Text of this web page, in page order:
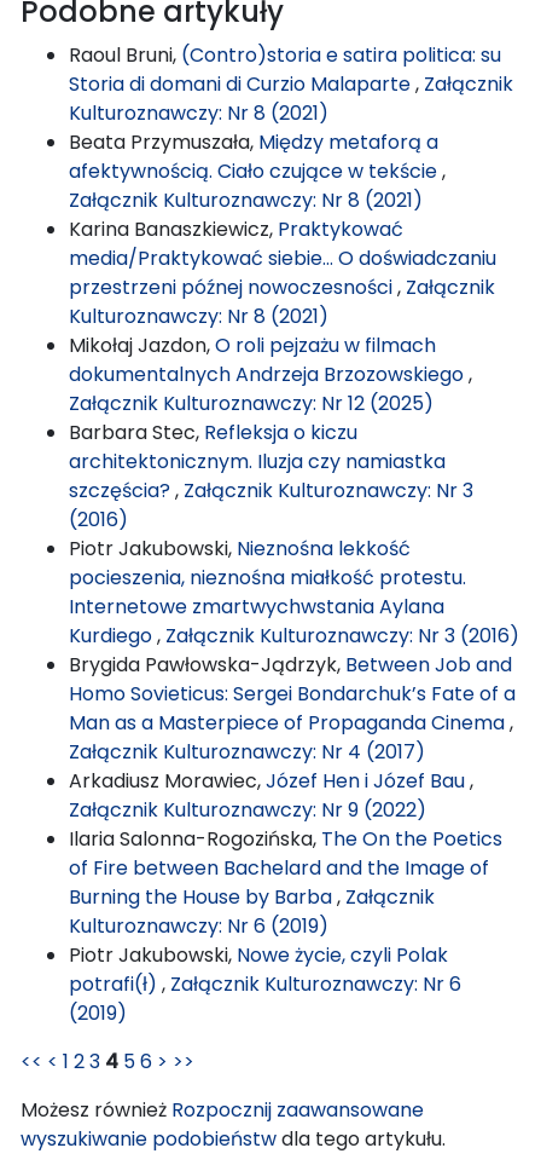
Podobne artykuły
Raoul Bruni, (Contro)storia e satira politica: su
Storia di domani di Curzio Malaparte, Załącznik
Kulturoznawczy: Nr 8 (2021)
Beata Przymuszała, Między metaforą a
afektywnością. Ciało czujące w tekście,
Załącznik Kulturoznawczy: Nr 8 (2021)
Karina Banaszkiewicz, Praktykować
media/Praktykować siebie… O doświadczaniu
przestrzeni późnej nowoczesności, Załącznik
Kulturoznawczy: Nr 8 (2021)
Mikołaj Jazdon,O roli pejzażu w filmach
dokumentalnych Andrzeja Brzozowskiego,
Załącznik Kulturoznawczy: Nr 12 (2025)
Barbara Stec, Refleksja o kiczu
architektonicznym. Iluzja czy namiastka
szczęścia?, Załącznik Kulturoznawczy: Nr 3
(2016)
Piotr Jakubowski, Nieznośna lekkość
pocieszenia, nieznośna miałkość protestu.
Internetowe zmartwychwstania Aylana
Kurdiego, Załącznik Kulturoznawczy: Nr 3 (2016)
Brygida Pawłowska-Jądrzyk, Between Job and
Homo Sovieticus: Sergei Bondarchuk’s Fate of a
Man as a Masterpiece of Propaganda Cinema,
Załącznik Kulturoznawczy: Nr 4 (2017)
Arkadiusz Morawiec,Józef Hen i Józef Bau,
Załącznik Kulturoznawczy: Nr 9 (2022)
Ilaria Salonna-Rogozińska, The On the Poetics
of Fire between Bachelard and the Image of
Burning the House by Barba, Załącznik
Kulturoznawczy: Nr 6 (2019)
Piotr Jakubowski, Nowe życie, czyli Polak
potrafi(ł) , Załącznik Kulturoznawczy: Nr 6
(2019)
<< < 1 23 4 56 > >>
Możesz również Rozpocznij zaawansowane
wyszukiwanie podobieństwdla tego artykułu.